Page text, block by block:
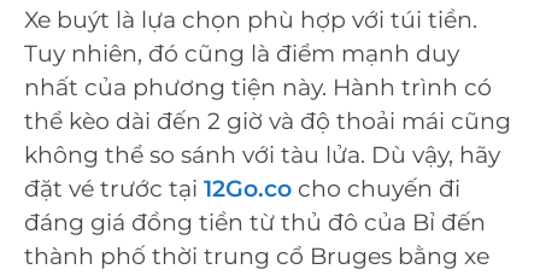
Xe buýt là lựa chọn phù hợp với túi tiền.
Tuy nhiên, đó cũng là điểm mạnh duy
nhất của phương tiện này. Hành trình có
thể kèo dài đến 2 giờ và độ thoải mái cũng
không thể so sánh với tàu lửa. Dù vậy, hãy
đặt vé trước tại 12Go.co cho chuyến đi
đáng giá đồng tiền từ thủ đô của Bỉ đến
thành phố thời trung cổ Bruges bằng xe